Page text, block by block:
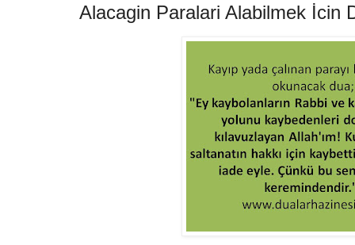
Alacagin Paralari Alabilmek İcin